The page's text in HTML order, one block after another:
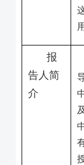
报
告人简
介